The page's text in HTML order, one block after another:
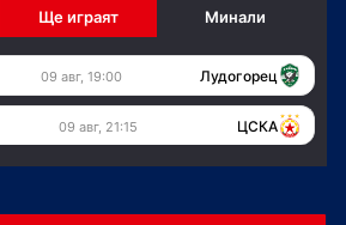
Ще играят Минали
09 авг, 19:00 Лудогорец
09 авг, 21:15 ЦСКА